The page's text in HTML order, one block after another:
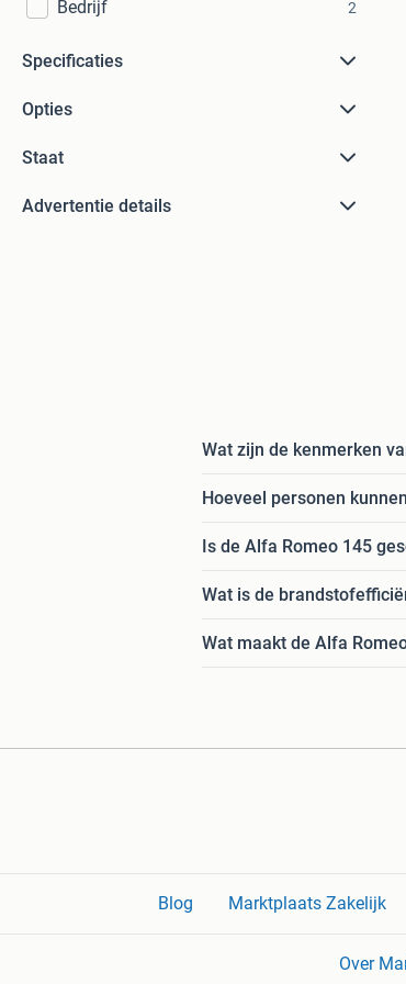
Bedrijf 2
Specificaties
Opties
Staat
Advertentie details
Wat zijn de kenmerken
Hoeveel personen
Is de Alfa Romeo 145
Wat is de
Wat maakt de Alfa
Blog Marktplaats Zakelijk
Over